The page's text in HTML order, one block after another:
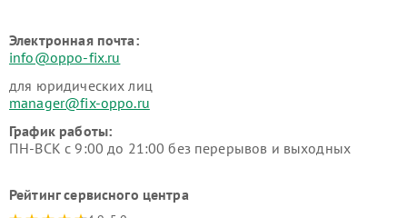
Электронная почта:
info@oppo-fix.ru
для юридических лиц
manager@fix-oppo.ru
График работы:
ПН-ВСК с 9:00 до 21:00 без перерывов и выходных
Рейтинг сервисного центра